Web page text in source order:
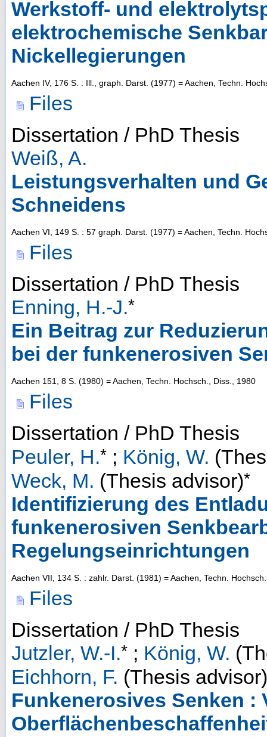
Werkstoff- und
elektrochemische
Nickellegierungen
Aachen IV, 176 S. : Ill., graph. Darst. (1977) = Aachen, Techn.
Files
Dissertation / PhD Thesis
Weiß, A.
Leistungsverhalten und
Schneidens
Aachen VI, 149 S. : 57 graph. Darst. (1977) = Aachen, Techn.
Files
Dissertation / PhD Thesis
Enning, H.-J.*
Ein Beitrag zur
bei der funkenerosiven
Aachen 151, 8 S. (1980) = Aachen, Techn. Hochsch., Diss., 1980
Files
Dissertation / PhD Thesis
Peuler, H.* ; König, W.
Weck, M. (Thesis advisor)*
Identifizierung des
funkenerosiven
Regelungseinrichtungen
Aachen VII, 134 S. : zahlr. Darst. (1981) = Aachen, Techn.
Files
Dissertation / PhD Thesis
Jutzler, W.-I.* ; König, W.
Eichhorn, F. (Thesis advisor)
Funkenerosives Senken :